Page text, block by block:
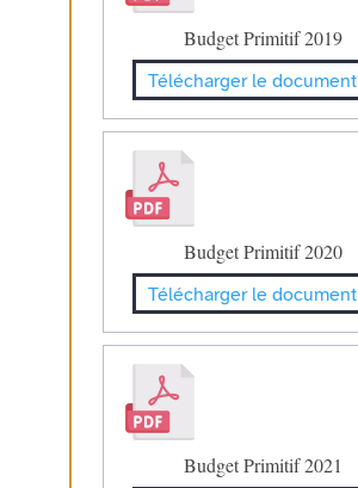
Budget Primitif 2019
Télécharger le document
Budget Primitif 2020
Télécharger le document
Budget Primitif 2021